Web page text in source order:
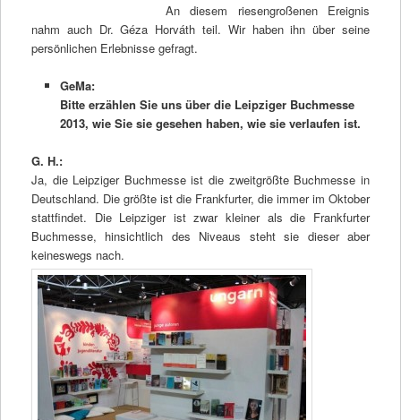
An diesem riesengroßenen Ereignis
nahm auch Dr. Géza Horváth teil. Wir haben ihn über seine
persönlichen Erlebnisse gefragt.
GeMa:
Bitte erzählen Sie uns über die Leipziger Buchmesse
2013, wie Sie sie gesehen haben, wie sie verlaufen ist.
G. H.:
Ja, die Leipziger Buchmesse ist die zweitgrößte Buchmesse in
Deutschland. Die größte ist die Frankfurter, die immer im Oktober
stattfindet. Die Leipziger ist zwar kleiner als die Frankfurter
Buchmesse, hinsichtlich des Niveaus steht sie dieser aber
keineswegs nach.